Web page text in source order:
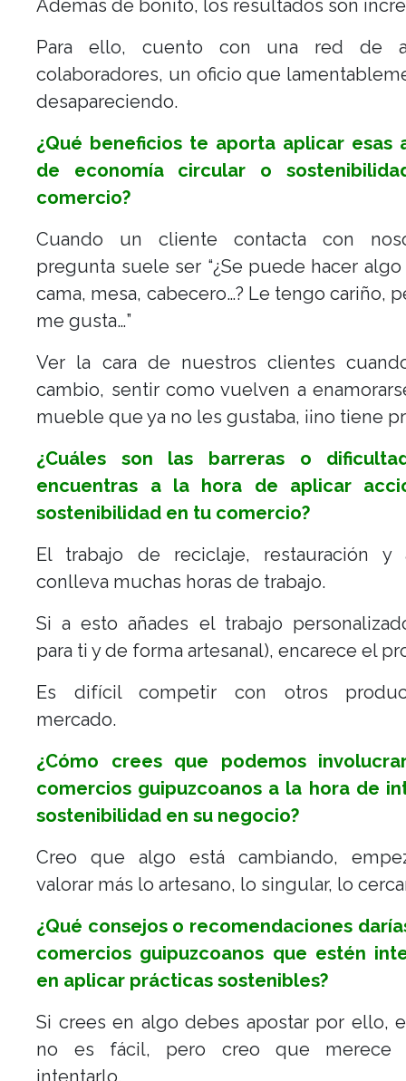
Además de bonito, los resultados son
Para ello, cuento con una red de
colaboradores, un oficio que
desapareciendo.
¿Qué beneficios te aporta aplicar esas
de economía circular o
comercio?
Cuando un cliente contacta con
pregunta suele ser “¿Se puede hacer
cama, mesa, cabecero…? Le tengo cariño,
me gusta…”
Ver la cara de nuestros clientes
cambio, sentir como vuelven a
mueble que ya no les gustaba, ¡¡no tiene
¿Cuáles son las barreras o
encuentras a la hora de aplicar
sostenibilidad en tu comercio?
El trabajo de reciclaje, restauración y
conlleva muchas horas de trabajo.
Si a esto añades el trabajo
para ti y de forma artesanal), encarece el
Es difícil competir con otros
mercado.
¿Cómo crees que podemos
comercios guipuzcoanos a la hora de
sostenibilidad en su negocio?
Creo que algo está cambiando,
valorar más lo artesano, lo singular, lo
¿Qué consejos o recomendaciones
comercios guipuzcoanos que estén
en aplicar prácticas sostenibles?
Si crees en algo debes apostar por ello,
no es fácil, pero creo que merece
intentarlo.